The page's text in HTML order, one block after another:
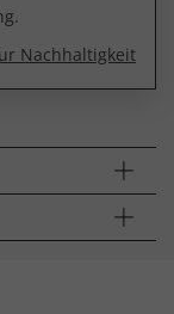
Nachhaltigkeit